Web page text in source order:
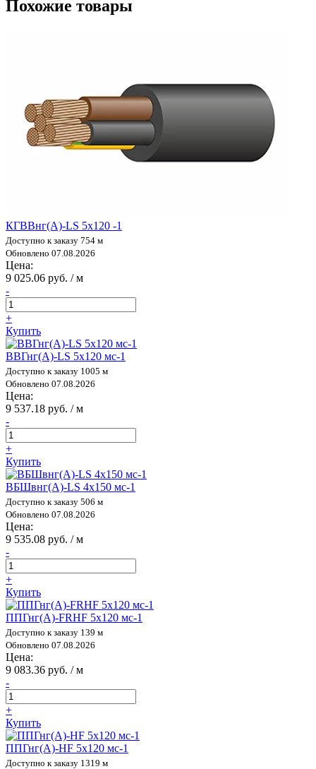
Похожие товары
КГВВнг(А)-LS 5х120 -1
Доступно к заказу 754 м
Обновлено 07.08.2026
Цена:
9 025.06 руб. / м
-
+
Купить
ВВГнг(А)-LS 5х120 мс-1
Доступно к заказу 1005 м
Обновлено 07.08.2026
Цена:
9 537.18 руб. / м
-
+
Купить
ВБШвнг(А)-LS 4х150 мс-1
Доступно к заказу 506 м
Обновлено 07.08.2026
Цена:
9 535.08 руб. / м
-
+
Купить
ППГнг(А)-FRHF 5х120 мс-1
Доступно к заказу 139 м
Обновлено 07.08.2026
Цена:
9 083.36 руб. / м
-
+
Купить
ППГнг(А)-HF 5х120 мс-1
Доступно к заказу 1319 м